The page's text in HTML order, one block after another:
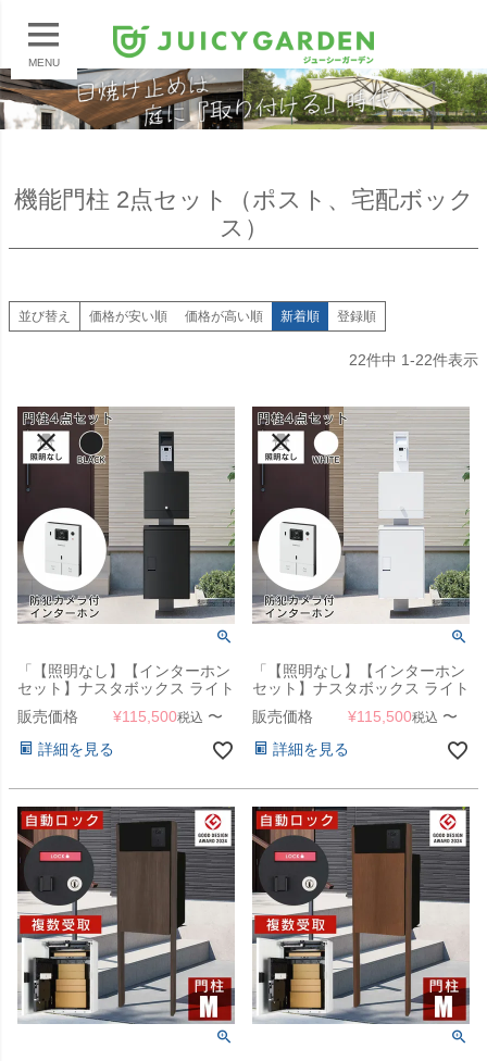
MENU
機能門柱 2点セット（ポスト、宅配ボック
ス）
並び替え 価格が安い順 価格が高い順 新着順 登録順
22件中 1-22件表示
「【照明なし】【インターホン
セット】ナスタボックス ライト
門柱ユニット カラー：ブラック
（宅配ボックス + 郵便ポスト +
門柱 + インターホン） 」
販売価格 ¥115,500税込 〜
詳細を見る
「【照明なし】【インターホン
セット】ナスタボックス ライト
門柱ユニット カラー：ホワイト
（宅配ボックス + 郵便ポスト +
門柱 + インターホン） 」
販売価格 ¥115,500税込 〜
詳細を見る